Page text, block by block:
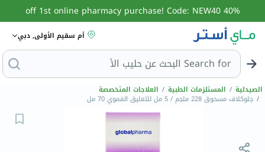
40% off 1st online pharmacy purchase! Code: NEW40
أم سقيم الأولى, دبي
Search for البحث عن حليب الأطفال
الصيدلية / المستلزمات الطبية / العلاجات المتخصصة
/ جلوكلاف مسحوق 228 ملجم / 5 مل للتعليق الفموي 70 مل